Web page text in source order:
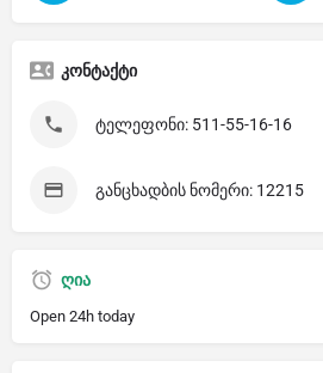
კონტაქტი
ტელეფონი: 511-55-16-16
განცხადბის ნომერი: 12215
ღია
Open 24h today